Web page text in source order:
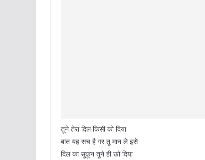
तूने तेरा दिल किसी को दिया
बात यह सच है गर तू मान ले इसे
दिल का सुकून तूने ही खो दिया